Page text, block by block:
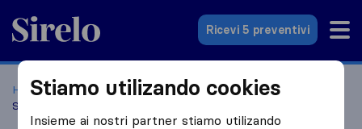
Sirelo.it
Ricevi 5 preventivi
Home Le 10 migliori aziende di traslochi in Italia
S.B. Multiservizi
Stiamo utilizando cookies
Insieme ai nostri partner stiamo utilizando